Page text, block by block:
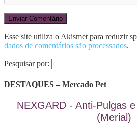
Esse site utiliza o Akismet para reduzir
dados de comentários são processados.
Pesquisar por:
DESTAQUES – Mercado Pet
NEXGARD - Anti-Pulgas
(Merial)